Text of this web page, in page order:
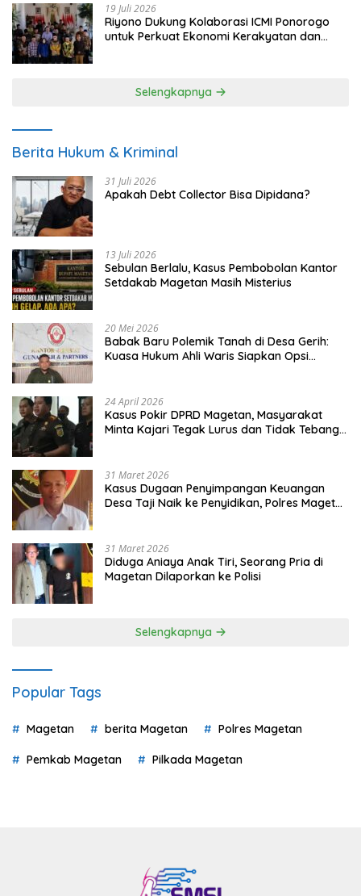
19 Juli 2026
Riyono Dukung Kolaborasi ICMI Ponorogo
untuk Perkuat Ekonomi Kerakyatan dan
Selengkapnya
Berita Hukum & Kriminal
31 Juli 2026
Apakah Debt Collector Bisa Dipidana?
13 Juli 2026
Sebulan Berlalu, Kasus Pembobolan Kantor
Setdakab Magetan Masih Misterius
20 Mei 2026
Babak Baru Polemik Tanah di Desa Gerih:
Kuasa Hukum Ahli Waris Siapkan Opsi
24 April 2026
Kasus Pokir DPRD Magetan, Masyarakat
Minta Kajari Tegak Lurus dan Tidak Tebang
31 Maret 2026
Kasus Dugaan Penyimpangan Keuangan
Desa Taji Naik ke Penyidikan, Polres Magetan
31 Maret 2026
Diduga Aniaya Anak Tiri, Seorang Pria di
Magetan Dilaporkan ke Polisi
Selengkapnya
Popular Tags
Magetan berita Magetan Polres Magetan
Pemkab Magetan Pilkada Magetan